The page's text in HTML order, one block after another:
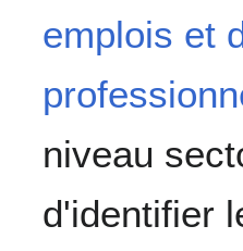
emplois et
niveau
d'identifier